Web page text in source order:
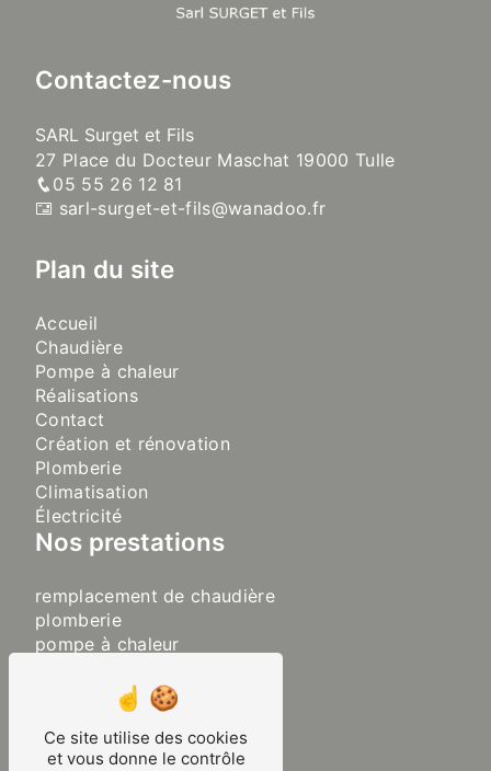
Contactez-nous
SARL Surget et Fils
27 Place du Docteur Maschat 19000 Tulle
05 55 26 12 81
sarl-surget-et-fils@wanadoo.fr
Plan du site
Accueil
Chaudière
Pompe à chaleur
Réalisations
Contact
Création et rénovation
Plomberie
Climatisation
Électricité
Nos prestations
remplacement de chaudière
plomberie
pompe à chaleur
plancher chauffant
chauffage
chauffagiste
Ce site utilise des cookies
et vous donne le contrôle